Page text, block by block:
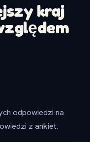
kraj
odpowiedzi na
z ankiet.